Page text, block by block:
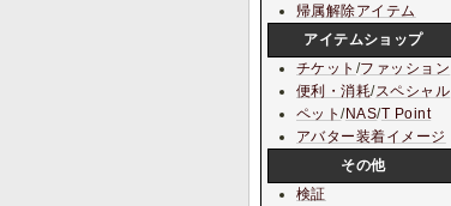
帰属解除アイテム
アイテムショップ
チケット /ファッション
便利・消耗/スペシャル
ペット/NAS/T Point
アバター装着イメージ
その他
検証